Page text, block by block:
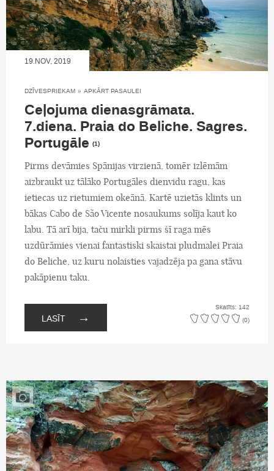
19.NOV, 2019
DZĪVESPRIEKAM » APKĀRT PASAULEI
Ceļojuma dienasgrāmata.
7.diena. Praia do Beliche. Sagres.
Portugāle (1)
Pirms devāmies Spānijas virzienā, tomēr izlēmām
aizbraukt uz tālāko Portugāles dienvidu ragu, kas
ietiecas uz rietumiem okeānā. Kartē uzietās klints un
bākas Cabo de São Vicente nosaukums solīja kaut ko
labu. Tā arī bija, taču mirkli pirms šī raga mēs
uzdūrāmies vienai fantastiski skaistai pludmalei Praia
do Beliche, uz kuru nolaisties vajadzēja pa gana stāvu
pakāpienu taku.
LASĪT →
Skatīts: 142
(0)